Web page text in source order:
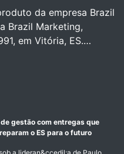
da empresa Brazil
Brazil Marketing,
em Vitória, ES.…
gestão com entregas que
o ES para o futuro